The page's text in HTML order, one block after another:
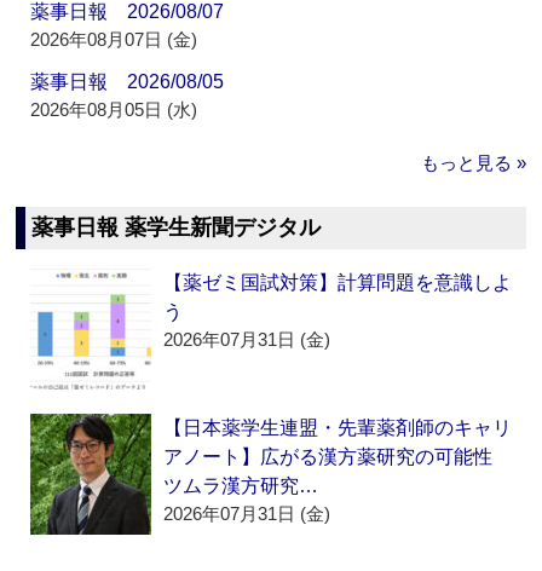
薬事日報 2026/08/07
2026年08月07日 (金)
薬事日報 2026/08/05
2026年08月05日 (水)
もっと見る »
薬事日報 薬学生新聞デジタル
【薬ゼミ国試対策】計算問題を意識しよ
う
2026年07月31日 (金)
【日本薬学生連盟・先輩薬剤師のキャリ
アノート】広がる漢方薬研究の可能性
ツムラ漢方研究…
2026年07月31日 (金)